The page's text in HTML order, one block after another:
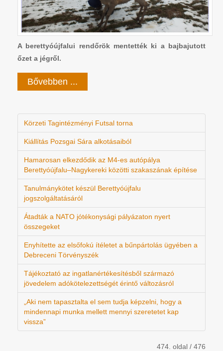
A berettyóújfalui rendőrök mentették ki a bajbajutott
őzet a jégről.
Bővebben ...
Körzeti Tagintézményi Futsal torna
Kiállítás Pozsgai Sára alkotásaiból
Hamarosan elkezdődik az M4-es autópálya
Berettyóújfalu–Nagykereki közötti szakaszának építése
Tanulmánykötet készül Berettyóújfalu
jogszolgáltatásáról
Átadták a NATO jótékonysági pályázaton nyert
összegeket
Enyhítette az elsőfokú ítéletet a bűnpártolás ügyében a
Debreceni Törvényszék
Tájékoztató az ingatlanértékesítésből származó
jövedelem adókötelezettségét érintő változásról
„Aki nem tapasztalta el sem tudja képzelni, hogy a
mindennapi munka mellett mennyi szeretetet kap
vissza”
474. oldal / 476